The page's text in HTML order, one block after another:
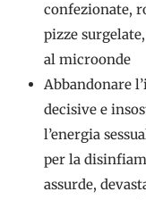
confezionate,
pizze
al microonde
Abbandonare
decisive e
l’energia
per la
assurde,